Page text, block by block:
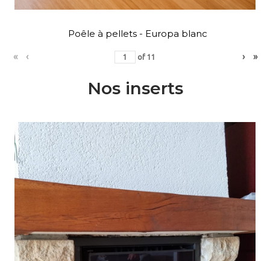
Poêle à pellets - Europa blanc
« ‹ of 11 › »
Nos inserts